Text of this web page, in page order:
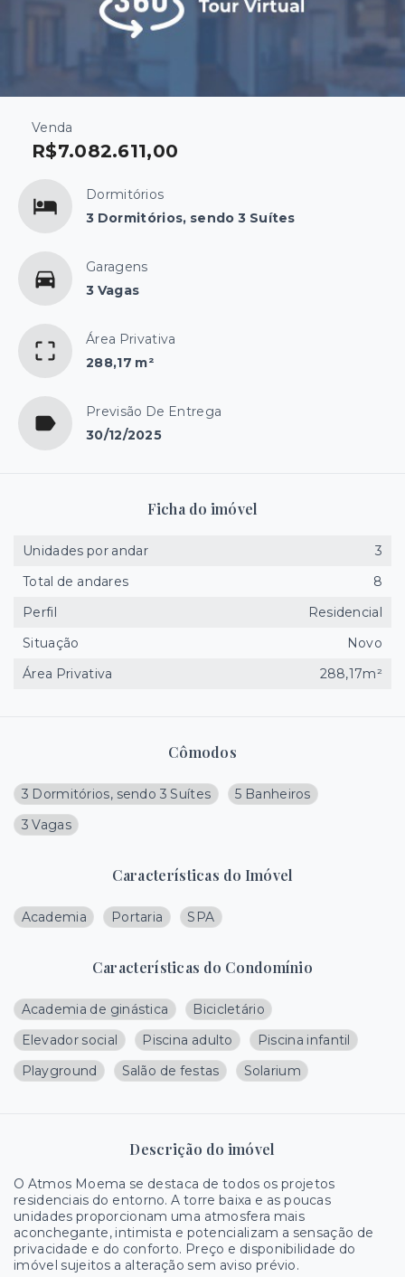
Venda
R$7.082.611,00
Dormitórios
3 Dormitórios, sendo 3 Suítes
Garagens
3 Vagas
Área Privativa
288,17 m²
Previsão De Entrega
30/12/2025
Cômodos
3 Dormitórios, sendo 3 Suítes
5 Banheiros
3 Vagas
Características do Imóvel
Academia Portaria SPA
Características do Condomínio
Academia de ginástica
Bicicletário
Elevador social
Piscina adulto
Piscina infantil
Playground
Salão de festas Solarium
Descrição do imóvel
O Atmos Moema se destaca de todos os projetos
residenciais do entorno. A torre baixa e as poucas
unidades proporcionam uma atmosfera mais
aconchegante, intimista e potencializam a sensação de
privacidade e do conforto. Preço e disponibilidade do
imóvel sujeitos a alteração sem aviso prévio.
Ficha do imóvel
Unidades por andar
3
Total de andares
8
Perfil
Residencial
Situação
Novo
Área Privativa
288,17m²